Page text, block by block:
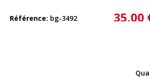
Référence bg-3492 35,00